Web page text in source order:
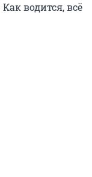
водится, всё